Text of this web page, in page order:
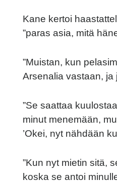
Kane kertoi
”paras asia, mitä
”Muistan, kun
Arsenalia vastaan,
”Se saattaa
minut menemään,
’Okei, nyt nähdään
”Kun nyt mietin sitä,
koska se antoi